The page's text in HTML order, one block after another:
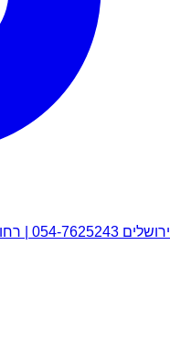
ירושלים 054-7625243 | רחובות 054-2077058